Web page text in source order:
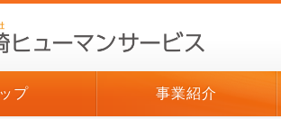
プ 事業紹介